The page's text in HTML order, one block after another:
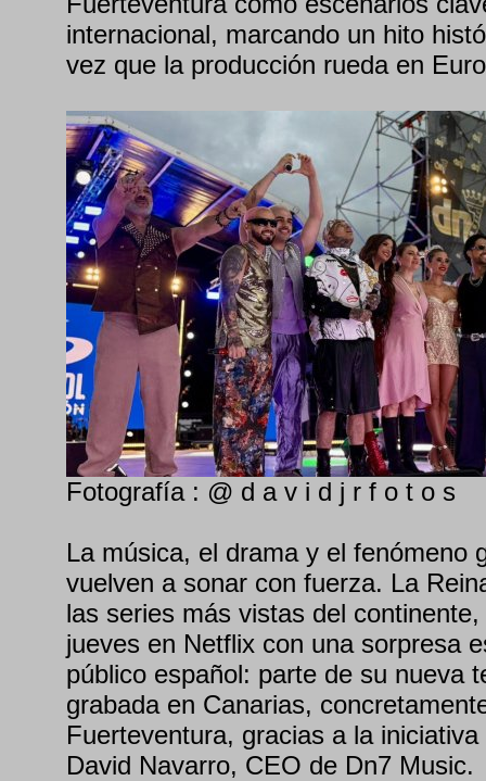
internacional, marcando un hito
vez que la producción rueda en
Fotografía : @ d a v i d j r f o t o s
La música, el drama y el fenómeno
vuelven a sonar con fuerza. La
las series más vistas del
jueves en Netflix con una sorpresa
público español: parte de su nueva
grabada en Canarias,
Fuerteventura, gracias a la
David Navarro, CEO de Dn7 Music.